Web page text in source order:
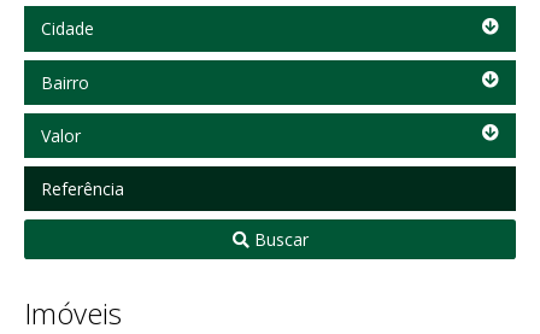
Cidade
Cidade
Bairro
Valor
Referência
Buscar
Imóveis